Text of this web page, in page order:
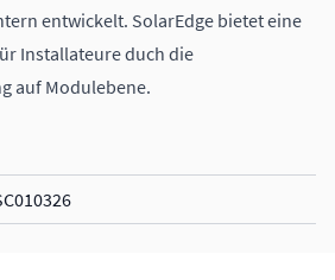
entwickelt. SolarEdge bietet eine
Installateure duch die
auf Modulebene.